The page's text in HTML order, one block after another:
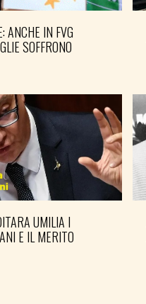
ANCHE IN FVG
SOFFRONO
UMILIA I
E IL MERITO